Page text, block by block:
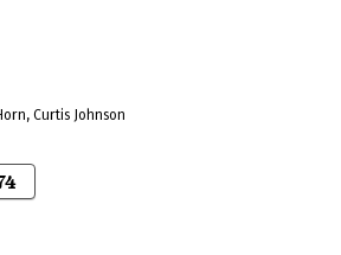
Curtis Johnson